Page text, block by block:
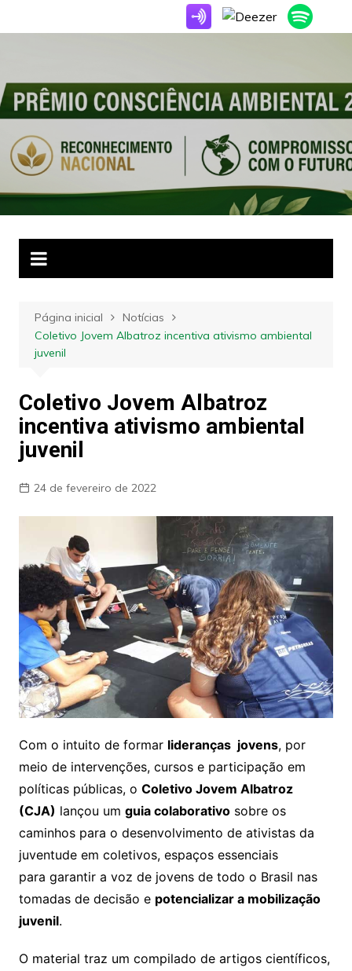
para
Página inicial
Notícias
Coletivo Jovem Albatroz incentiva ativismo ambiental
juvenil
Coletivo Jovem Albatroz
incentiva ativismo ambiental
juvenil
24 de fevereiro de 2022
Com o intuito de formar lideranças jovens, por
meio de intervenções, cursos e participação em
políticas públicas, o Coletivo Jovem Albatroz
(CJA) lançou um guia colaborativosobre os
caminhos para o desenvolvimento de ativistas da
juventude em coletivos, espaços essenciais
para garantir a voz de jovens de todo o Brasil nas
tomadas de decisão e potencializar a mobilização
juvenil.
O material traz um compilado de artigos científicos,